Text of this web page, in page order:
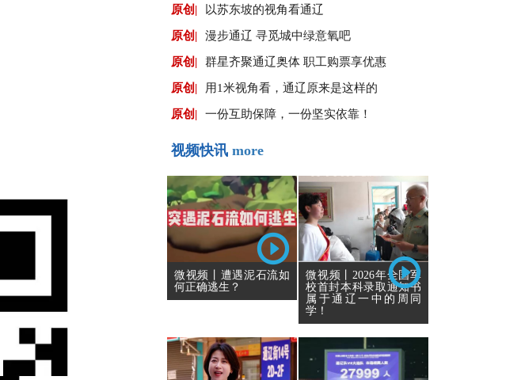
原创| 以苏东坡的视角看通辽
原创| 漫步通辽 寻觅城中绿意氧吧
原创| 群星齐聚通辽奥体 职工购票享优惠
原创| 用1米视角看，通辽原来是这样的
原创| 一份互助保障，一份坚实依靠！
视频快讯 more
微视频丨遭遇泥石流如
何正确逃生？
微视频丨2026年全国军
校首封本科录取通知书
属于通辽一中的周同
学！